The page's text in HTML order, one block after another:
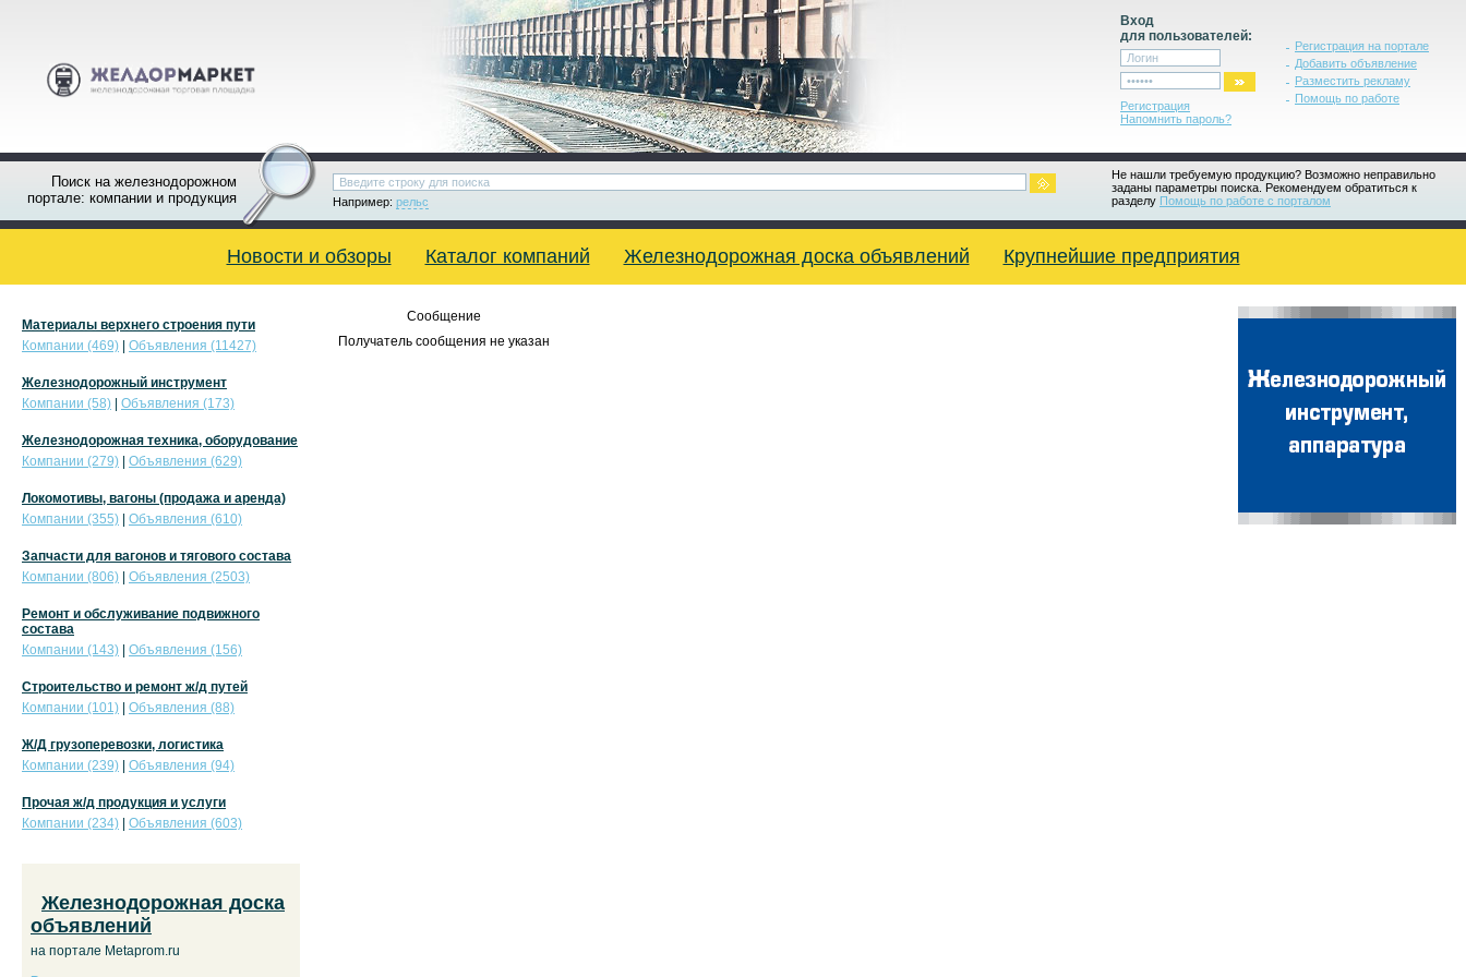
Вход
для пользователей:
Регистрация
Напомнить пароль?
Регистрация на портале
Добавить объявление
Разместить рекламу
Помощь по работе
Поиск на железнодорожном
портале: компании и продукция
Не нашли требуемую продукцию? Возможно неправильно
заданы параметры поиска. Рекомендуем обратиться к
разделу Помощь по работе с порталом
Например: рельс
Новости и обзоры Каталог компаний Железнодорожная доска объявлений Крупнейшие предприятия
Сообщение
Получатель сообщения не указан
Материалы верхнего строения пути
Компании (469)
Объявления (11427)
Железнодорожный инструмент
Компании (58)
Объявления (173)
Железнодорожная техника, оборудование
Компании (279)
Объявления (629)
Локомотивы, вагоны (продажа и аренда)
Компании (355)
Объявления (610)
Запчасти для вагонов и тягового состава
Компании (806)
Объявления (2503)
Ремонт и обслуживание подвижного
состава
Компании (143)
Объявления (156)
Строительство и ремонт ж/д путей
Компании (101)
Объявления (88)
Ж/Д грузоперевозки, логистика
Компании (239)
Объявления (94)
Прочая ж/д продукция и услуги
Компании (234)
Объявления (603)
Железнодорожная доска
объявлений
на портале Metaprom.ru